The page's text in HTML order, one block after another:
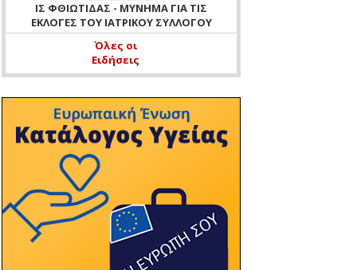
ΙΣ ΦΘΙΩΤΙΔΑΣ - ΜΥΝΗΜΑ ΓΙΑ ΤΙΣ
ΕΚΛΟΓΕΣ ΤΟΥ ΙΑΤΡΙΚΟΥ ΣΥΛΛΟΓΟΥ
ΦΘΙΩΤΙΔΑΣ ΤΗΣ 14 ΙΟΥΝΙΟΥ 2026
11:51 16/04
ΕΚΛΟΓΗ ΜΕΛΟΥΣ ΕΞΕΛΕΓΚΤΙΚΗΣ
ΕΠΙΤΡΟΠΗΣ ΙΣΦ 16 ΑΠΡΙΛΙΟΥ 2026 -
ΕΝΗΜΕΡΩΣΗ ΜΗ ΛΕΙΤΟΥΡΓΙΑΣ
ΓΡΑΦΕΙΩΝ ΙΣΦ ΤΗΝ 16-04-2026 ΛΟΓΩ
ΔΙΕΝΕΡΓΕΙΑΣ ΑΡΧΑΙΡΕΣΙΩΝ ΤΟΥ
ΣΥΛΛΟΓΟΥ
10:37 11/04
ΙΣ ΦΘΙΩΤΙΔΑΣ - ΕΥΧΕΣ
11:47 07/04
ΙΣ ΦΘΙΩΤΙΔΑΣ - ΠΡΟΣΚΛΗΣΗ ΓΙΑ
Όλες οι
Ειδήσεις